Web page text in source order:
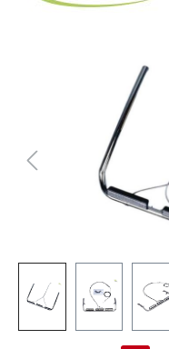
Bildergalerie